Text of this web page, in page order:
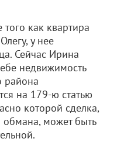
как квартира
у нее
Сейчас Ирина
недвижимость
района
на 179-ю статью
которой сделка,
может быть